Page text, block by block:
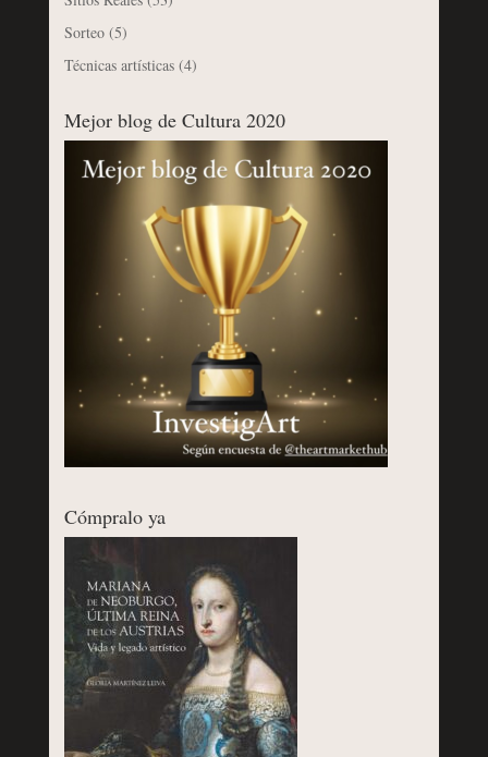
Sorteo(5)
Técnicas artísticas(4)
Mejor blog de Cultura 2020
Cómpralo ya